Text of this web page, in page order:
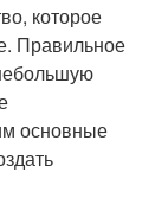
которое
Правильное
основные